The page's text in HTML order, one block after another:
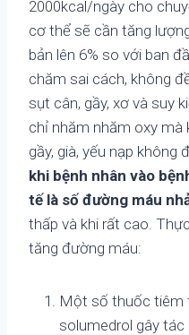
2000kcal/ngày cho
cơ thể sẽ cần tăng
bản lên 6% so với ban
chăm sai cách, không
sụt cân, gầy, xơ và suy
chỉ nhăm nhăm oxy mà
gầy, già, yếu nạp không
khi bệnh nhân vào
tế là số đường máu
thấp và khi rất cao.
tăng đường máu:
Một số thuốc tiêm
solumedrol gây tác